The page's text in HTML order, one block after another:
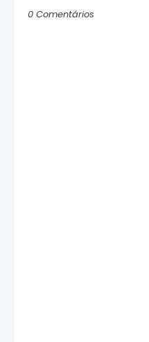
0 Comentários